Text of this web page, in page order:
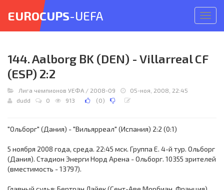
меню
EUROCUPS-UEFA
144. Aalborg BK (DEN) - Villarreal CF
(ESP) 2:2
Лига чемпионов УЕФА / 2008-09
05-ноя, 2008, 22:45
dudd
0 913 (0)
"Ольборг" (Дания) - "Вильярреал" (Испания) 2:2 (0:1)
5 ноября 2008 года, среда. 22:45 мск. Группа E. 4-й тур. Ольборг
(Дания). Стадион Энерги Норд Арена - Ольборг. 10355 зрителей
(вместимость - 13797).